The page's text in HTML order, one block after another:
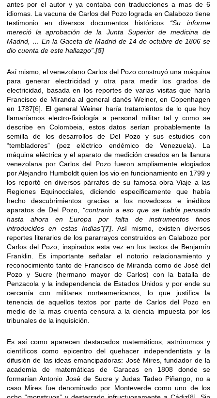
antes por el autor y ya contaba con traducciones a mas de 6
idiomas. La vacuna de Carlos del Pozo lograda en Calabozo tiene
testimonio en diversos documentos históricos “Su informe
mereció la aprobación de la Junta Superior de medicina de
Madrid, … En la Gaceta de Madrid de 14 de octubre de 1806 se
dio cuenta de este hallazgo”.[5]
Así mismo, el venezolano Carlos del Pozo construyó una máquina
para generar electricidad y otra para medir los grados de
electricidad, basada en los reportes de varias visitas que haría
Francisco de Miranda al general danés Weiner, en Copenhagen
en 1787[6]. El general Weiner haría tratamientos de lo que hoy
llamaríamos electro-fisiología a personal militar tal y como se
describe en Colombeia, estos datos serían probablemente la
semilla de los desarrollos de Del Pozo y sus estudios con
“tembladores” (pez eléctrico endémico de Venezuela). La
máquina eléctrica y el aparato de medición creados en la llanura
venezolana por Carlos del Pozo fueron ampliamente elogiados
por Alejandro Humboldt quien los vio en funcionamiento en 1799 y
los reportó en diversos párrafos de su famosa obra Viaje a las
Regiones Equinocciales, diciendo específicamente que había
hecho descubrimientos gracias a los novedosos e inéditos
aparatos de Del Pozo, “contrario a eso que se había pensado
hasta ahora en Europa por falta de instrumentos finos
introducidos en estas Indias”[7]. Así mismo, existen diversos
reportes literarios de los pararrayos construidos en Calabozo por
Carlos del Pozo, inspirados esta vez en los textos de Benjamín
Franklin. Es importante señalar el notorio relacionamiento y
reconocimiento tanto de Francisco de Miranda como de José del
Pozo y Sucre (hermano mayor de Carlos) con la batalla de
Penzacola y la independencia de Estados Unidos y por ende su
cercanía con militares norteamericanos, lo que justifica la
tenencia de aquellos textos por parte de Carlos del Pozo en
medio de la mas cruenta censura a la ciencia impuesta por los
tribunales de la inquisición.
Es así como aparecen destacados matemáticos, astrónomos y
científicos como epicentro del quehacer independentista y la
difusión de las ideas emancipadoras: José Mires, fundador de la
academia de matemáticas de Caracas en 1808 donde se
formarían Antonio José de Sucre y Judas Tadeo Piñango, no a
caso Mires fue denominado por Monteverde como uno de los